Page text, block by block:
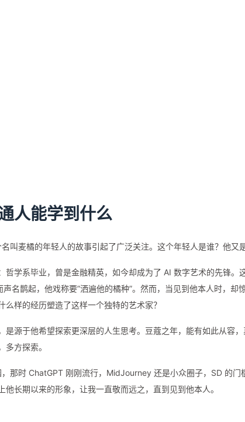
人能学到什么
叫麦橘的年轻人的故事引起了广泛关注。这个年轻人是谁？他又
哲学系毕业，曾是金融精英，如今却成为了 AI 数字艺术的先锋。
名鹊起，他戏称要”洒遍他的橘种”。然而，当见到他本人时，却
样的经历塑造了这样一个独特的艺术家？
是源于他希望探索更深层的人生思考。豆蔻之年，能有如此从容
方探索。
那时 ChatGPT 刚刚流行，MidJourney 还是小众圈子，SD 的门
长期以来的形象，让我一直敬而远之，直到见到他本人。